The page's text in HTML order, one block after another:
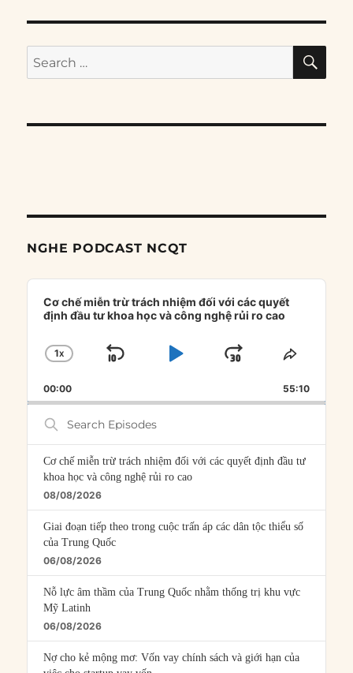
Search
for:
NGHE PODCAST NCQT
Audio
Player
Cơ chế miễn trừ trách nhiệm đối với các quyết
định đầu tư khoa học và công nghệ rủi ro cao
CHANGE
RATE
1X
SKIP
PLAYJUMP
FORWARD
SHARE
00:00 55:10
Search
Episodes
Cơ chế miễn trừ trách nhiệm đối với các quyết định đầu tư
khoa học và công nghệ rủi ro cao
08/08/2026
Giai đoạn tiếp theo trong cuộc trấn áp các dân tộc thiểu số
của Trung Quốc
06/08/2026
Nỗ lực âm thầm của Trung Quốc nhằm thống trị khu vực
Mỹ Latinh
06/08/2026
Nợ cho kẻ mộng mơ: Vốn vay chính sách và giới hạn của